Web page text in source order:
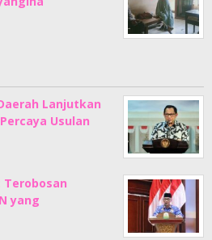
Lanjutkan
Usulan
Terobosan
yang